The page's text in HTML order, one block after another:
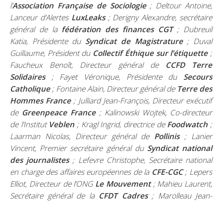
l’Association Française de Sociologie; Deltour Antoine,
Lanceur d’Alertes LuxLeaks; Derigny Alexandre, secrétaire
général de la fédération des finances CGT; Dubreuil
Katia, Présidente du Syndicat de Magistrature; Duval
Guillaume, Président du Collectif Éthique sur l’étiquette;
Faucheux Benoît, Directeur général de
CCFD Terre
Solidaires; Fayet Véronique, Présidente du Secours
Catholique; Fontaine Alain, Directeur général de Terre des
Hommes France; Julliard Jean-François, Directeur exécutif
de Greenpeace France; Kalinowski Wojtek, Co-directeur
de l’InstitutVeblen ; Kragl Ingrid, directrice deFoodwatch ;
Laarman Nicolas, Directeur général de Pollinis; Lanier
Vincent, Premier secrétaire général du Syndicat national
des journalistes; Lefevre Christophe, Secrétaire national
en charge des affaires européennes de la CFE-CGC; Lepers
Elliot, Directeur de l’ONGLe Mouvement; Mahieu Laurent,
Secrétaire général de la CFDT Cadres; Marolleau Jean-